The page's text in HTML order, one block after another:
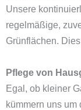
Unsere
regelmäßige,
Grünflächen.
Pflege von
Egal, ob kleiner
kümmern uns